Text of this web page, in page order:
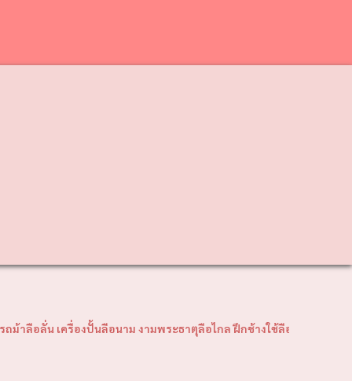
ลือนาม งามพระธาตุลือไกล ฝึกช้างใช้ลือโลก" คำขวัญอำเภอวังเหนื